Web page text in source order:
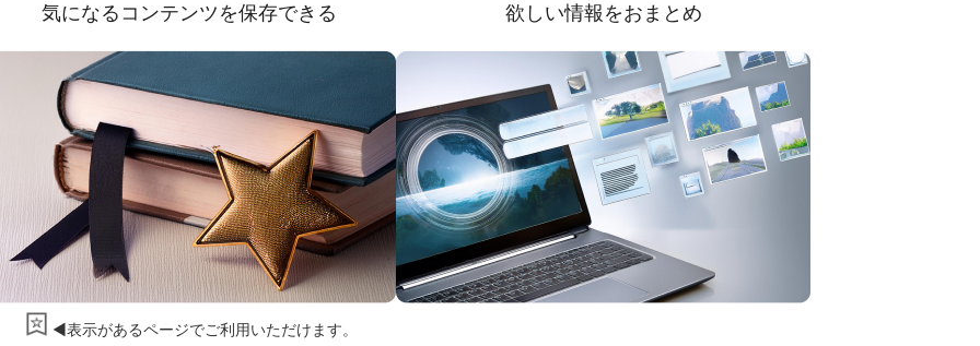
気になるコンテンツを保存できる
◀表示があるページでご利用いただけます。
欲しい情報をおまとめ